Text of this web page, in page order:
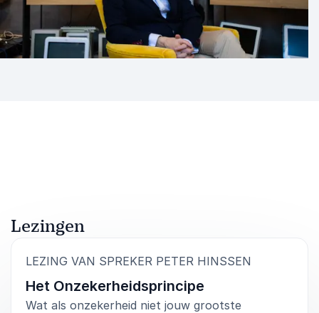
Lezingen
LEZING VAN SPREKER PETER HINSSEN
Het Onzekerheidsprincipe
Wat als onzekerheid niet jouw grootste